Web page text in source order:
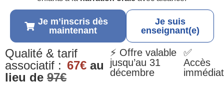
Je m’inscris dès
maintenant
Je suis
enseignant(e)
Qualité & tarif
associatif : 67€ au
lieu de 97€
⚡ Offre valable
jusqu’au 31
décembre
✅
Accès
immédiat